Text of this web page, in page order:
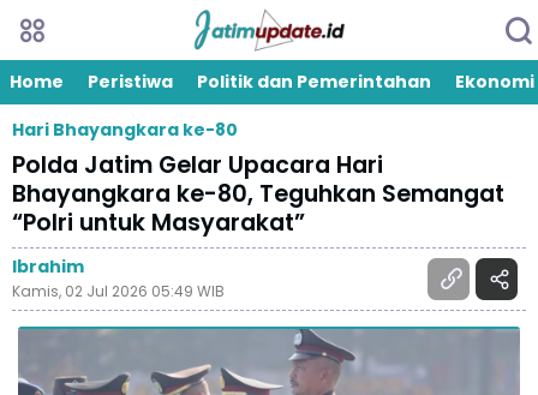
Home Peristiwa Politik dan Pemerintahan
Ekonomi
Hari Bhayangkara ke-80
Polda Jatim Gelar Upacara Hari
Bhayangkara ke-80, Teguhkan Semangat
“Polri untuk Masyarakat”
Ibrahim
Kamis, 02 Jul 2026 05:49 WIB